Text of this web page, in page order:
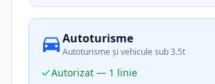
Autoturisme
Autoturisme și vehicule sub 3.5t
Autorizat — 1 linie